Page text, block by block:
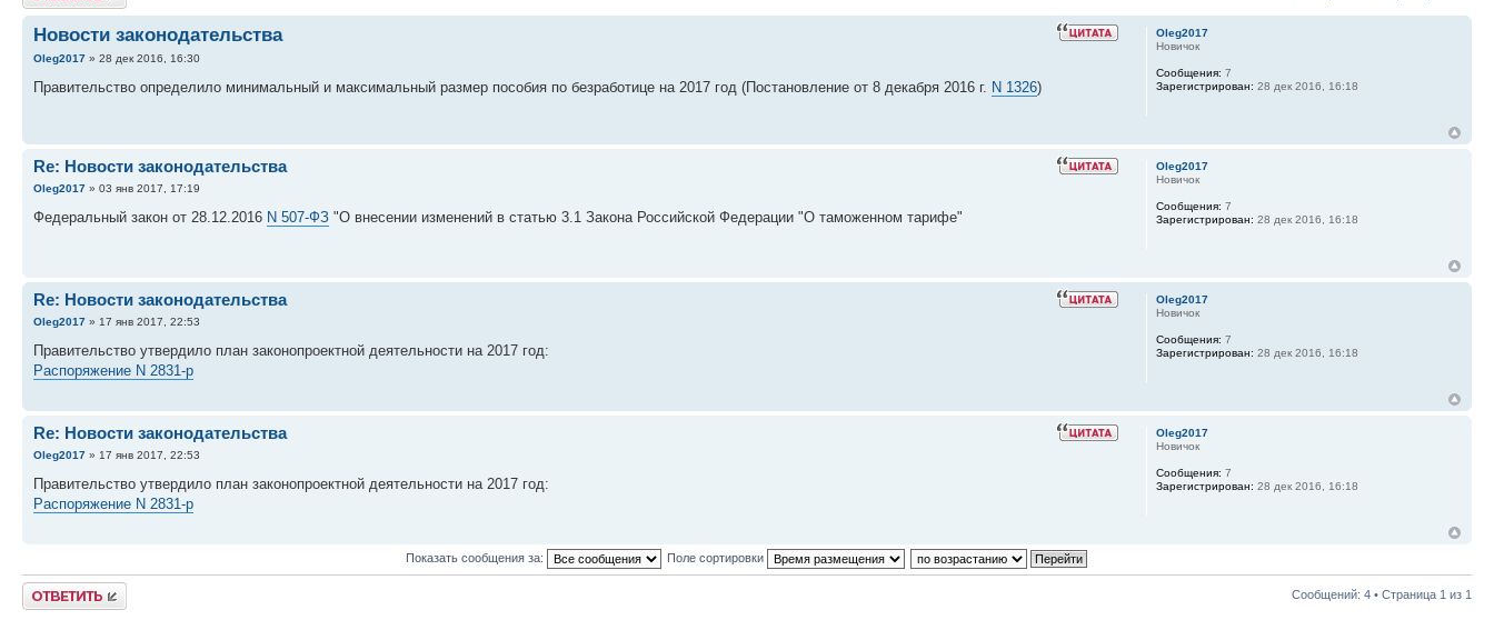
Новости законодательства
Oleg2017 » 28 дек 2016, 16:30
Правительство определило минимальный и максимальный размер пособия по безработице на 2017 год (Постановление от 8 декабря 2016 г. N 1326)
Oleg2017
Новичок
Сообщения: 7
Зарегистрирован: 28 дек 2016, 16:18
Re: Новости законодательства
Oleg2017 » 03 янв 2017, 17:19
Федеральный закон от 28.12.2016 N 507-ФЗ "О внесении изменений в статью 3.1 Закона Российской Федерации "О таможенном тарифе"
Oleg2017
Новичок
Сообщения: 7
Зарегистрирован: 28 дек 2016, 16:18
Re: Новости законодательства
Oleg2017 » 17 янв 2017, 22:53
Правительство утвердило план законопроектной деятельности на 2017 год:
Распоряжение N 2831-р
Oleg2017
Новичок
Сообщения: 7
Зарегистрирован: 28 дек 2016, 16:18
Re: Новости законодательства
Oleg2017 » 17 янв 2017, 22:53
Правительство утвердило план законопроектной деятельности на 2017 год:
Распоряжение N 2831-р
Oleg2017
Новичок
Сообщения: 7
Зарегистрирован: 28 дек 2016, 16:18
Показать сообщения за: Поле сортировки
Ответить Сообщений: 4 • Страница 1 из 1